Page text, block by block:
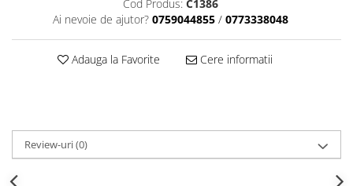
Cod Produs: C1386
Ai nevoie de ajutor? 0759044855 / 0773338048
Adauga la Favorite Cere informatii
Review-uri(0)